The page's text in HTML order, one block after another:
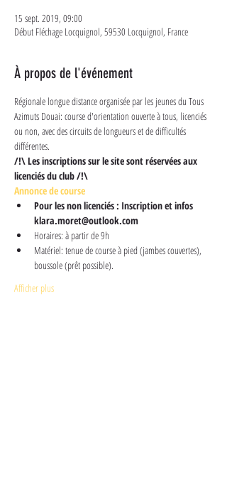
15 sept. 2019, 09:00
Début Fléchage Locquignol, 59530 Locquignol, France
À propos de l'événement
Régionale longue distance organisée par les jeunes du Tous
Azimuts Douai: course d'orientation ouverte à tous, licenciés
ou non, avec des circuits de longueurs et de difficultés
différentes.
/!\ Les inscriptions sur le site sont réservées aux
licenciés du club /!\
Annonce de course
Pour les non licenciés : Inscription et infos
klara.moret@outlook.com
Horaires: à partir de 9h
Matériel: tenue de course à pied (jambes couvertes),
boussole (prêt possible).
Afficher plus